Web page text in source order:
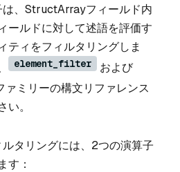
、StructArrayフィールド内
ールドに対して述語を評価す
ティをフィルタリングしま
element_filter および
ァミリーの構文リファレンス
。
タリングには、2つの演算子
す：